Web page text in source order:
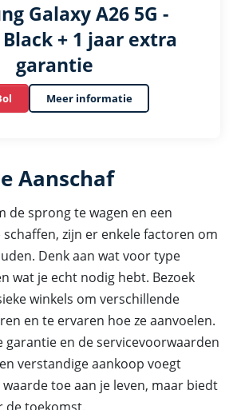
Galaxy A26 5G -
Black + 1 jaar extra
garantie
Meer informatie
Aanschaf
de sprong te wagen en een
zijn er enkele factoren om
Denk aan wat voor type
wat je echt nodig hebt. Bezoek
winkels om verschillende
en te ervaren hoe ze aanvoelen.
garantie en de servicevoorwaarden
verstandige aankoop voegt
toe aan je leven, maar biedt